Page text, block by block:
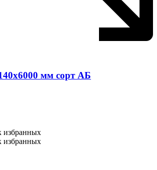
мм сорт АБ
избранных
избранных